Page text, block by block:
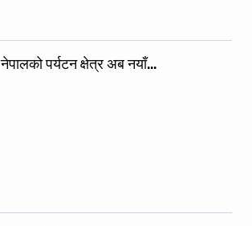
नेपालको पर्यटन क्षेत्र अब नयाँ…